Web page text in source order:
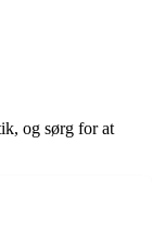
og sørg for at